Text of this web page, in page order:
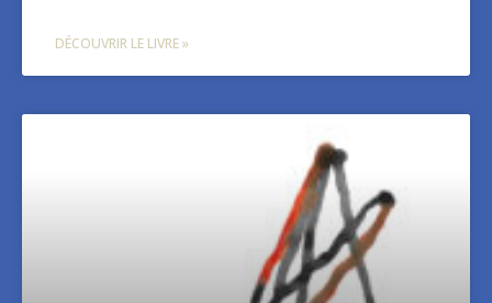
DÉCOUVRIR LE LIVRE »